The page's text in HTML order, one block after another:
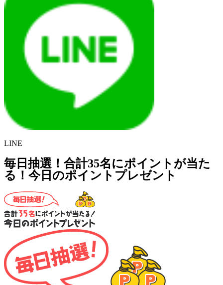
LINE
毎日抽選！合計35名にポイントが当た
る！今日のポイントプレゼント